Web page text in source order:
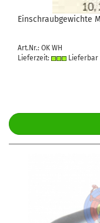
Ein­schraub­ge­wich­te
Art.Nr.: OK WH
Lieferzeit:
Lieferbar